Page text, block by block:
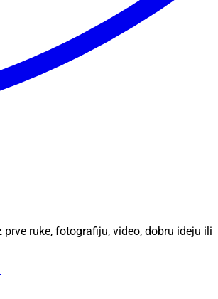
ruke, fotografiju, video, dobru ideju ili